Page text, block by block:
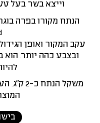
וייצא בשר בעל
הנתח מקורו בפרה
עקב המקור ואופן
ובצבע כהה יותר. הוא
משקל הנתח כ-2 ק”ג. העלות תיהיה לפי המשקל בפועל.